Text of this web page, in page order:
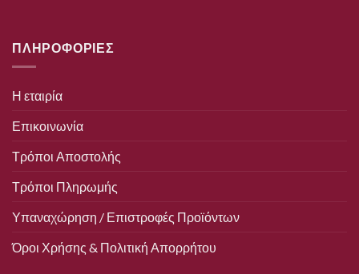
ΠΛΗΡΟΦΟΡΙΕΣ
Η εταιρία
Επικοινωνία
Τρόποι Αποστολής
Τρόποι Πληρωμής
Υπαναχώρηση / Επιστροφές Προϊόντων
Όροι Χρήσης & Πολιτική Απορρήτου